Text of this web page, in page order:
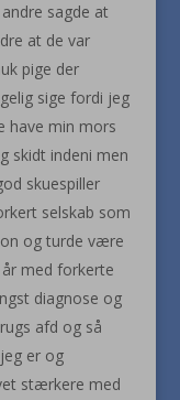
sagde at
at de var
pige der
sige fordi jeg
have min mors
skidt indeni men
skuespiller
selskab som
og turde være
med forkerte
diagnose og
afd og så
er og
stærkere med